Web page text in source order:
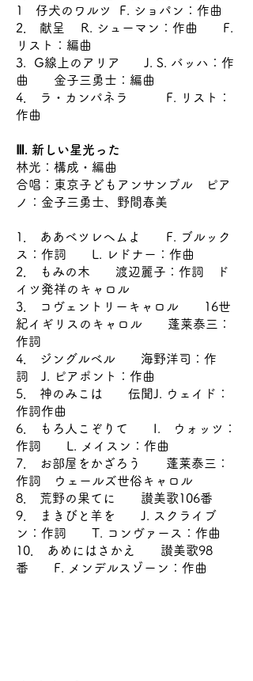
1 仔犬のワルツ F. ショパン：作曲
2． 献呈 R. シューマン：作曲 F.
リスト：編曲
3. G線上のアリア J. S. バッハ：作
曲 金子三勇士：編曲
4． ラ・カンパネラ F. リスト：
作曲
Ⅲ. 新しい星光った
林光：構成・編曲
合唱：東京子どもアンサンブル ピア
ノ：金子三勇士、野間春美
1． ああベツレヘムよ F. ブルック
ス：作詞 L. レドナー：作曲
2． もみの木 渡辺麗子：作詞 ド
イツ発祥のキャロル
3． コヴェントリーキャロル 16世
紀イギリスのキャロル 蓬莱泰三：
作詞
4． ジングルベル 海野洋司：作
詞 J. ピアポント：作曲
5． 神のみこは 伝聞J. ウェイド：
作詞作曲
6． もろ人こぞりて I. ウォッツ：
作詞 L. メイスン：作曲
7． お部屋をかざろう 蓬莱泰三：
作詞 ウェールズ世俗キャロル
8． 荒野の果てに 讃美歌106番
9． まきびと羊を J. スクライブ
ン：作詞 T. コンヴァース：作曲
10． あめにはさかえ 讃美歌98
番 F. メンデルスゾーン：作曲